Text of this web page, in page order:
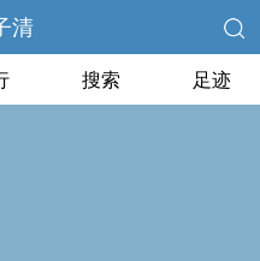
清
搜索 足迹